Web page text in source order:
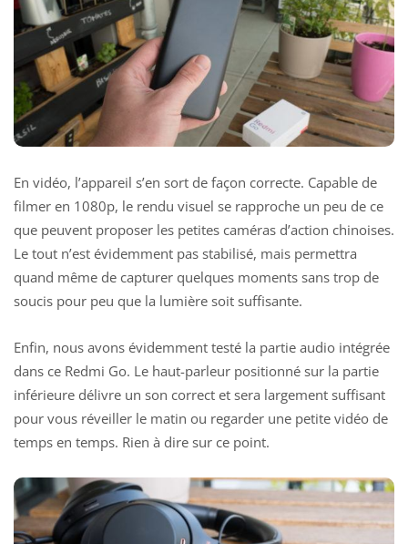
En vidéo, l’appareil s’en sort de façon correcte. Capable de
filmer en 1080p, le rendu visuel se rapproche un peu de ce
que peuvent proposer les petites caméras d’action chinoises.
Le tout n’est évidemment pas stabilisé, mais permettra
quand même de capturer quelques moments sans trop de
soucis pour peu que la lumière soit suffisante.
Enfin, nous avons évidemment testé la partie audio intégrée
dans ce Redmi Go. Le haut-parleur positionné sur la partie
inférieure délivre un son correct et sera largement suffisant
pour vous réveiller le matin ou regarder une petite vidéo de
temps en temps. Rien à dire sur ce point.